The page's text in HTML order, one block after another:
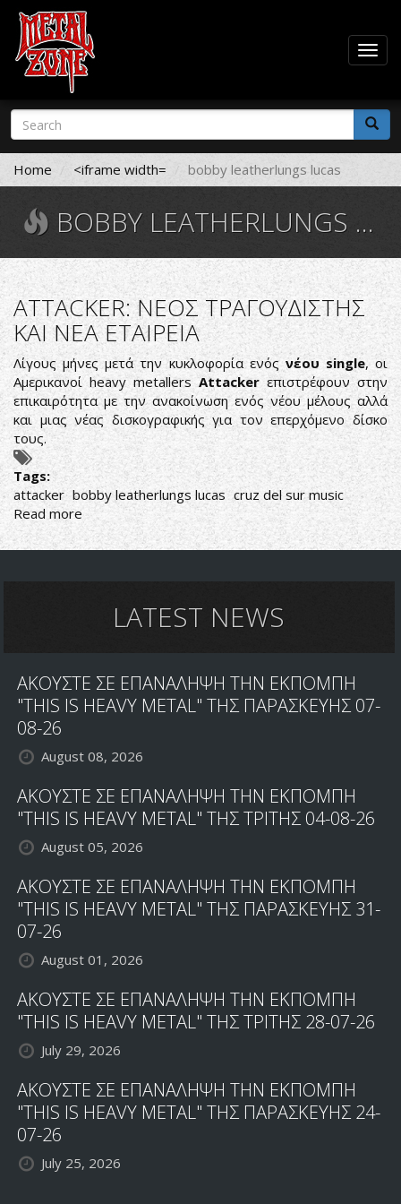
Skip
main
content
Search
form
Search
Home <iframe width= bobby leatherlungs lucas
BOBBY LEATHERLUNGS LUCAS
ATTACKER: ΝΕΟΣ ΤΡΑΓΟΥΔΙΣΤΗΣ
ΚΑΙ ΝΕΑ ΕΤΑΙΡΕΙΑ
Λίγους μήνες μετά την κυκλοφορία ενός νέου single, οι
Αμερικανοί heavy metallersAttacker επιστρέφουν στην
επικαιρότητα με την ανακοίνωση ενός νέου μέλους αλλά
και μιας νέας δισκογραφικής για τον επερχόμενο δίσκο
τους.
Tags:
attacker bobby leatherlungs lucas cruz del sur music
Read more about
ATTACKER:
ΝΕΟΣ
ΕΤΑΙΡΕΙΑLATEST NEWS
ΑΚΟΥΣΤΕ ΣΕ ΕΠΑΝΑΛΗΨΗ ΤΗΝ ΕΚΠΟΜΠΗ
"THIS IS HEAVY METAL" ΤΗΣ ΠΑΡΑΣΚΕΥΗΣ 07-
08-26
August 08, 2026
ΑΚΟΥΣΤΕ ΣΕ ΕΠΑΝΑΛΗΨΗ ΤΗΝ ΕΚΠΟΜΠΗ
"THIS IS HEAVY METAL" ΤΗΣ ΤΡΙΤΗΣ 04-08-26
August 05, 2026
ΑΚΟΥΣΤΕ ΣΕ ΕΠΑΝΑΛΗΨΗ ΤΗΝ ΕΚΠΟΜΠΗ
"THIS IS HEAVY METAL" ΤΗΣ ΠΑΡΑΣΚΕΥΗΣ 31-
07-26
August 01, 2026
ΑΚΟΥΣΤΕ ΣΕ ΕΠΑΝΑΛΗΨΗ ΤΗΝ ΕΚΠΟΜΠΗ
"THIS IS HEAVY METAL" ΤΗΣ ΤΡΙΤΗΣ 28-07-26
July 29, 2026
ΑΚΟΥΣΤΕ ΣΕ ΕΠΑΝΑΛΗΨΗ ΤΗΝ ΕΚΠΟΜΠΗ
"THIS IS HEAVY METAL" ΤΗΣ ΠΑΡΑΣΚΕΥΗΣ 24-
07-26
July 25, 2026